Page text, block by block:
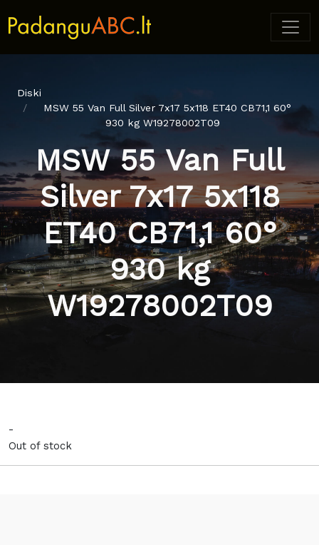
Diski
MSW 55 Van Full Silver 7x17 5x118 ET40 CB71,1 60°
930 kg W19278002T09
MSW 55 Van Full
Silver 7x17 5x118
ET40 CB71,1 60°
930 kg
W19278002T09
-
Out of stock